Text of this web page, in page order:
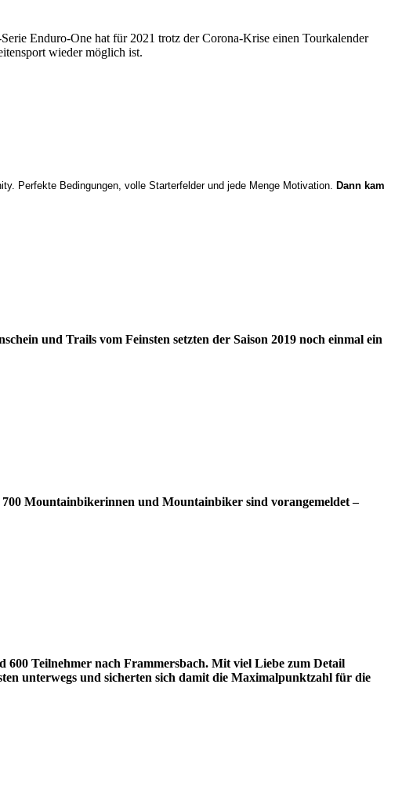
Enduro-One hat für 2021 trotz der Corona-Krise einen Tourkalender
wieder möglich ist.
Perfekte Bedingungen, volle Starterfelder und jede Menge Motivation. Dann kam
und Trails vom Feinsten setzten der Saison 2019 noch einmal ein
Mountainbikerinnen und Mountainbiker sind vorangemeldet –
Teilnehmer nach Frammersbach. Mit viel Liebe zum Detail
unterwegs und sicherten sich damit die Maximalpunktzahl für die